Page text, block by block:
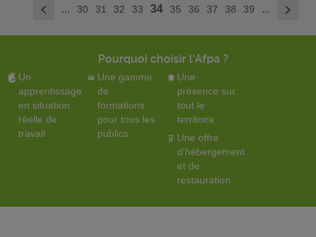
< ... 30 31 32 33 34 35 36 37 38 39 ... >
Pourquoi choisir l'Afpa ?
Un
apprentissage
en situation
réelle de
travail
Une gamme
de
formations
pour tous les
publics
Une
présence sur
tout le
territoire
Une offre
d'hébergement
et de
restauration